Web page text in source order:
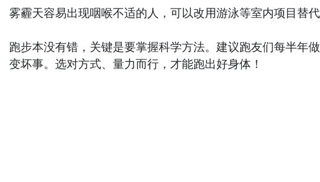
雾霾天容易出现咽喉不适的人，可以改用游泳等室内项目替代
跑步本没有错，关键是要掌握科学方法。建议跑友们每半年
变坏事。选对方式、量力而行，才能跑出好身体！